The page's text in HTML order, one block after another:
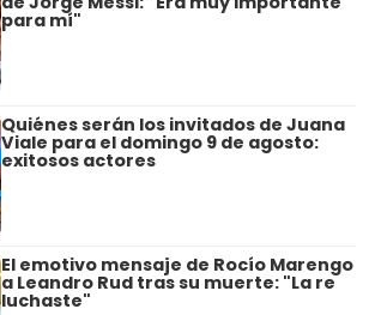
para mí"
Quiénes serán los invitados de Juana
Viale para el domingo 9 de agosto:
exitosos actores
El emotivo mensaje de Rocío Marengo
a Leandro Rud tras su muerte: "La re
luchaste"